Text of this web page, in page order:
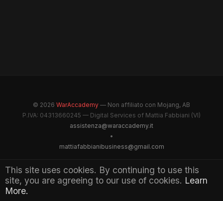
This site uses cookies. By continuing to use this
site, you are agreeing to our use of cookies. Learn
More.
© 2026 WarAccademy — Non affiliato con Mojang, AB
P.IVA: 04313660245 — Digital Services of Mattia Fabbiani (VI)
assistenza@waraccademy.it
•
mattiafabbianibusiness@gmail.com
@GhostFabbyz
Maintained by WarAccademy Administrators